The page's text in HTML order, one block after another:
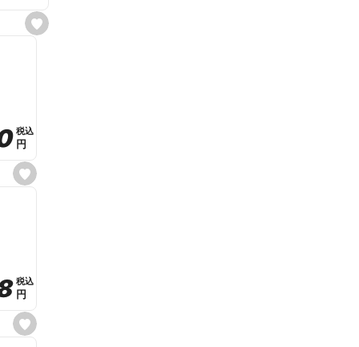
s
e
s
e
e
税込
税込
円
円
s
e
税込
税込
円
円